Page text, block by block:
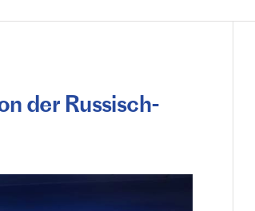
der Russisch-
Seine Heiligkeit Patriarch